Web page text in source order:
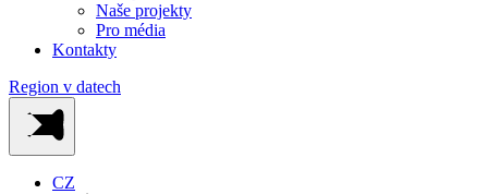
Naše projekty
Pro média
Kontakty
Region v datech
CZ